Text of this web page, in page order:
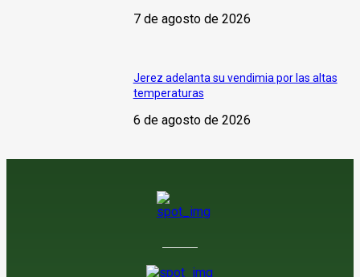
7 de agosto de 2026
Jerez adelanta su vendimia por las altas
temperaturas
6 de agosto de 2026